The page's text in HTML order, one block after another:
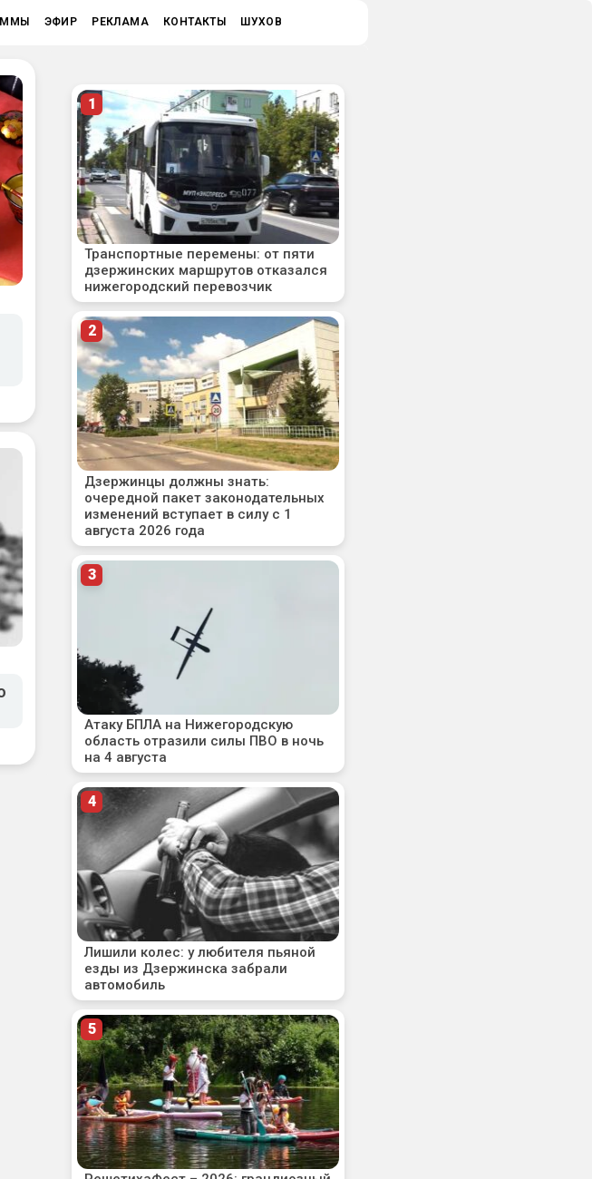
ЭФИР РЕКЛАМА КОНТАКТЫ ШУХОВ